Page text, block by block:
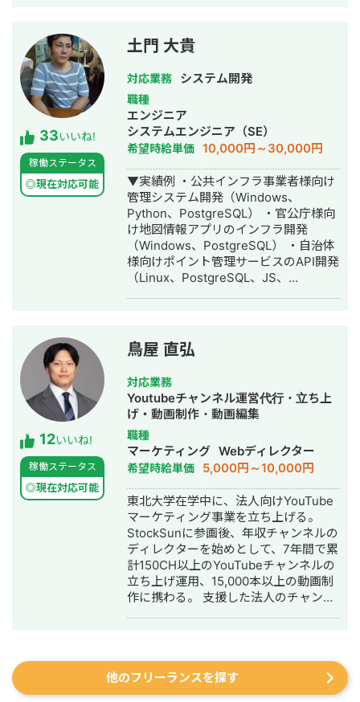
1.5〜2倍に改善するなど多数。 #SEO
・インターン先にて自社サイトのSEO
対策を1人で担当し、月間アクセス数を
約7倍(3,000→約22,000)、月間問い合
わせ件数を1件から4〜5件まで成長。
・人材系SEOメディアにてKW「商標名
+評判」で1位、「転職エージェント お
すすめ」で10位以内を獲得。
#YouTube ・法人向けYouTubeチャン
ネル運営に立ち上げ時から携わり、チ
ャンネル登録者数4,000人、月間商談獲
得10〜15件達成。 →企画、台本作成、
撮影、編集、分析全て担当。 ■ 主な経
験業界 ・買取サービス ・不用品回収
・人材紹介：toC/toBいずれも経験あり
・営業代行 ・SaaS ・広告代理店 ・飲
食店 ・官公庁
緒に明確にする、それが私の仕事の出
発点です。 ②デザイン制作（実行支
援） 課題が見えたら、次は「動かす」
フェーズ。バナー広告・SNS画像・名
刺・パンフレット・ショート動画・サ
ムネイル・アイコン・ヘッダーなど、
中小企業の販促・採用・ブランディン
グに必要なデザインを制作します。 →
相談だけ・制作だけ、どちらのご依頼
も歓迎します。 私について 元大手企業
の正社員として、複数の事業部でプロ
ジェクト推進・課題解決を経験。その
後、身体障害を持ちながら独立し、小
さなデザイン事務所の一人社長として
活動しています。 移動に制約があるた
め、すべてのやり取りをオンラインで
完結できる体制を整えてきました。
の経営者・個人事業主をサポートして
います。 「制約の中で最大の成果を出
す」──これは障害を持つ私が日々実
践してきたことであり、中小企業の経
営改善と同じ考え方だと思っていま
す。だからこそ、コスト・人手・時間
が限られた環境でもリアルな提案がで
きます。 こんな方にご連絡ください 経
営課題はあるが、何から手をつければ
いいかわからない デザインと経営の相
談を別々にするのが面倒 地方在住で良
質な相談相手が見つからない コストを
抑えつつ、本質的な改善をしたい 正直
に、気を使わず話せる相手を探してい
る 対応可能なサービス一覧 Webサイト
制作：ホームページ制作、LP制作 経営
相談：課題可視化・図解・優先順位整
理・戦略立案サポート バナー制作：広
（SNS・採用・商品紹介） 印刷物：名
刺・パンフレット・チラシ・会社案内
記事：金融記事、人事記事 その他：フ
33いいね!
稼働ステータス
◎現在対応可能
土門 大貴
対応業務 システム開発
職種
エンジニア
システムエンジニア（SE）
希望時給単価 10,000円～30,000円
▼実績例 ・公共インフラ事業者様向け
管理システム開発（Windows、
Python、PostgreSQL） ・官公庁様向
け地図情報アプリのインフラ開発
（Windows、PostgreSQL） ・自治体
様向けポイント管理サービスのAPI開発
（Linux、PostgreSQL、JS、
決算システム基盤開発（Windows、
PostgreSQL、JS、Python） ・リース
業様向け代理店向けWebAPI開発
（AWS全般、GoLang、JS） ・通販サ
イトインフラ構築支援、要件定義～開
発（AWS, ECCube） ・結婚相談所様
向けオウンドメディア制作
（WordPress、JS、ウェブディレクト
ションな）
12いいね!
稼働ステータス
◎現在対応可能
鳥屋 直弘
対応業務
Youtubeチャンネル運営代行・立ち上
げ・動画制作・動画編集
職種
マーケティング Webディレクター
希望時給単価 5,000円～10,000円
東北大学在学中に、法人向けYouTube
マーケティング事業を立ち上げる。
StockSunに参画後、年収チャンネルの
ディレクターを始めとして、7年間で累
計150CH以上のYouTubeチャンネルの
立ち上げ運用、15,000本以上の動画制
作に携わる。 支援した法人のチャンネ
500人の動画チームの統括を務める。
他のフリーランスを探す